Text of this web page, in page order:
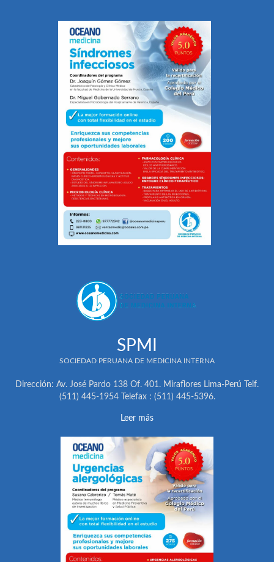
SPMI
SOCIEDAD PERUANA DE MEDICINA INTERNA
Dirección: Av. José Pardo 138 Of. 401. Miraflores Lima-Perú Telf.
(511) 445-1954 Telefax : (511) 445-5396.
Leer más